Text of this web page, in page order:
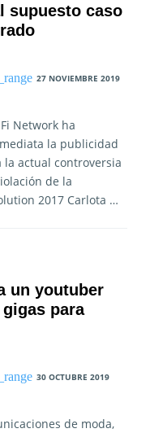
supuesto caso
27 NOVIEMBRE 2019
Network ha
la publicidad
actual controversia
de la
2017 Carlota …
un youtuber
para
30 OCTUBRE 2019
de moda,